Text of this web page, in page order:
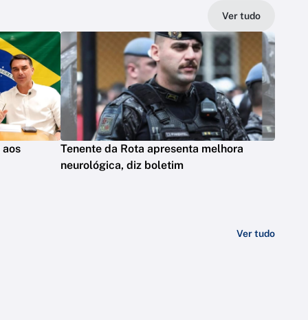
Ver tudo
Tenente da Rota apresenta melhora
neurológica, diz boletim
Ver tudo